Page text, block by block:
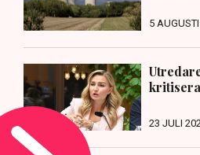
5
23 JULI